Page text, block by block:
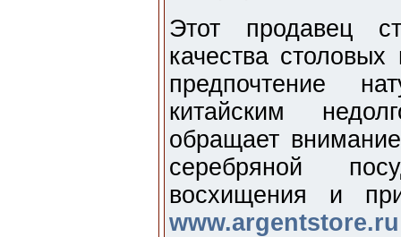
Этот продавец
качества
предпочтение
китайским
обращает
серебряной
восхищения и
www.argentstore.ru